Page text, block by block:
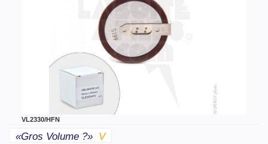
VL2330/HFN
«gros Volume ?» V